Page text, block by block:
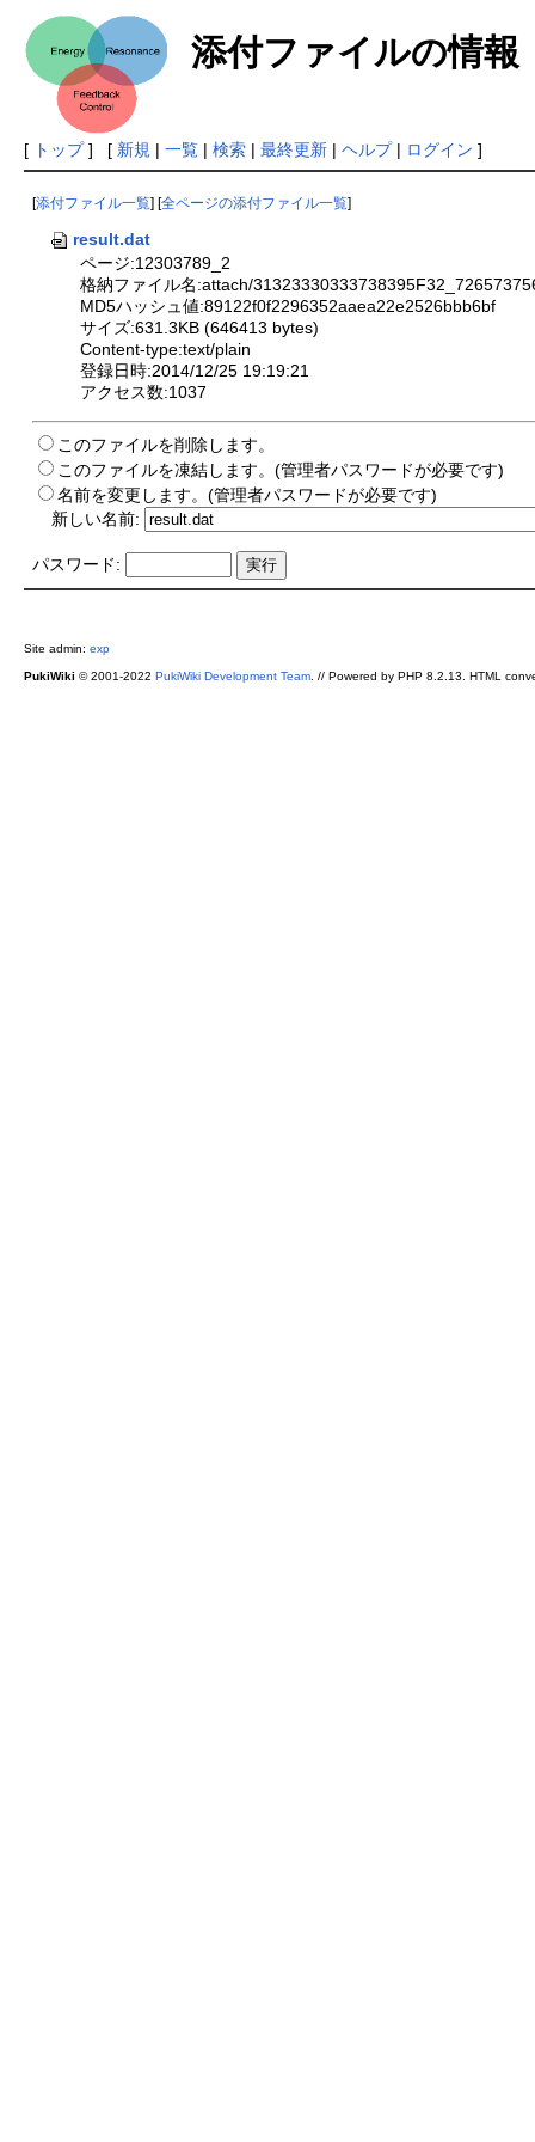
添付ファイルの情報
[ トップ] [ 新規 | 一覧| 検索| 最終更新| ヘルプ| ログイン ]
[添付ファイル一覧] [全ページの添付ファイル一覧]
result.dat
ページ:12303789_2
格納ファイル名:attach/
MD5ハッシュ値:89122f0f2296352aaea22e2526bbb6bf
サイズ:631.3KB (646413 bytes)
Content-type:text/plain
登録日時:2014/12/25 19:19:21
アクセス数:1037
このファイルを削除します。
このファイルを凍結します。(管理者パスワードが必要です)
名前を変更します。(管理者パスワードが必要です)
新しい名前:
パスワード:
Site admin: exp
PukiWiki © 2001-2022 PukiWiki Development Team. // Powered by PHP 8.2.13. HTML